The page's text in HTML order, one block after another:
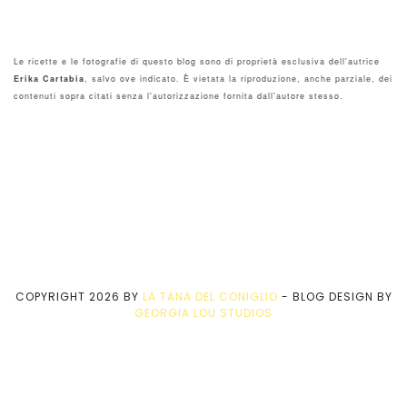
Le ricette e le fotografie di questo blog sono di proprietà esclusiva dell'autrice
Erika Cartabia, salvo ove indicato. È vietata la riproduzione, anche parziale, dei
contenuti sopra citati senza l'autorizzazione fornita dall'autore stesso.
COPYRIGHT 2026 BY LA TANA DEL CONIGLIO - BLOG DESIGN BY
GEORGIA LOU STUDIOS